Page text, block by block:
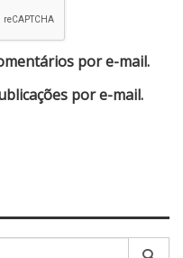
por e-mail.
por e-mail.